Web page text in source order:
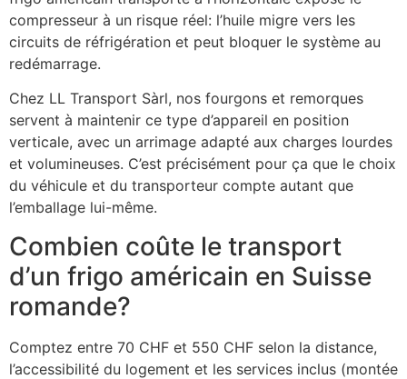
compresseur à un risque réel: l’huile migre vers les
circuits de réfrigération et peut bloquer le système au
redémarrage.
Chez LL Transport Sàrl, nos fourgons et remorques
servent à maintenir ce type d’appareil en position
verticale, avec un arrimage adapté aux charges lourdes
et volumineuses. C’est précisément pour ça que le choix
du véhicule et du transporteur compte autant que
l’emballage lui-même.
Combien coûte le transport
d’un frigo américain en Suisse
romande?
Comptez entre 70 CHF et 550 CHF selon la distance,
l’accessibilité du logement et les services inclus (montée